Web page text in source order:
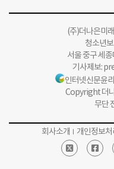
(주)더나은미
청소년
서울 중구 세
기사제보:
인터넷신문윤
Copyright 더
무단
회사소개 개인정보